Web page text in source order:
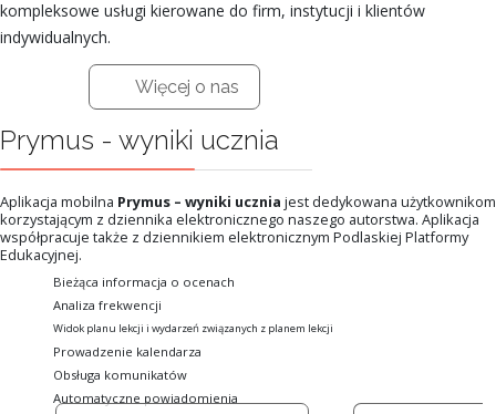
kompleksowe usługi kierowane do firm, instytucji i klientów
indywidualnych.
Więcej o nas
Prymus - wyniki ucznia
Aplikacja mobilna Prymus – wyniki ucznia jest dedykowana użytkownikom
korzystającym z dziennika elektronicznego naszego autorstwa. Aplikacja
współpracuje także z dziennikiem elektronicznym Podlaskiej Platformy
Edukacyjnej.
Bieżąca informacja o ocenach
Analiza frekwencji
Widok planu lekcji i wydarzeń związanych z planem lekcji
Prowadzenie kalendarza
Obsługa komunikatów
Automatyczne powiadomienia